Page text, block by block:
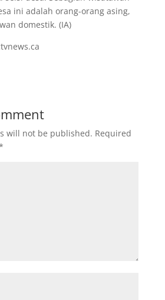
ini adalah orang-orang asing,
domestik. (IA)
will not be published. Required